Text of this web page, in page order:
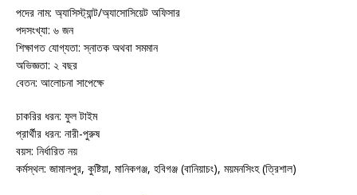
পদের নাম: অ্যাসিস্ট্যান্ট/অ্যাসোসিয়েট অফিসার
পদসংখ্যা: ৬ জন
শিক্ষাগত যোগ্যতা: স্নাতক অথবা সমমান
অভিজ্ঞতা: ২ বছর
বেতন: আলোচনা সাপেক্ষে
চাকরির ধরন: ফুল টাইম
প্রার্থীর ধরন: নারী-পুরুষ
বয়স: নির্ধারিত নয়
কর্মস্থল: জামালপুর, কুষ্টিয়া, মানিকগঞ্জ, হবিগঞ্জ (বানিয়াচং), ময়মনসিংহ (ত্রিশাল)